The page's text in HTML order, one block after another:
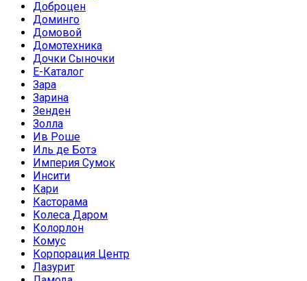
Доброцен
Доминго
Домовой
Домотехника
Дочки Сыночки
Е-Каталог
Зара
Зарина
Зенден
Золла
Ив Роше
Иль де Ботэ
Империя Сумок
Инсити
Кари
Касторама
Колеса Даром
Колорлон
Комус
Корпорация Центр
Лазурит